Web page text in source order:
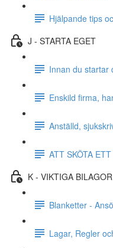
Hjälpande tips
J - STARTA EGET
Innan du startar
Enskild firma,
Anställd,
ATT SKÖTA
K - VIKTIGA
Blanketter -
Lagar, Regler